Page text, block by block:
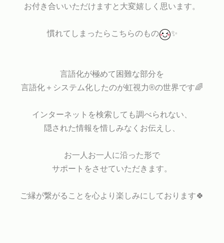
お付き合いいただけますと大変嬉しく思います。
慣れてしまったらこちらのもの ✨
言語化が極めて困難な部分を
言語化＋システム化したのが虹視力®︎の世界です🌈
インターネットを検索しても調べられない、
隠された情報を惜しみなくお伝えし、
お一人お一人に沿った形で
サポートをさせていただきます。
ご縁が繋がることを心より楽しみにしております🍀